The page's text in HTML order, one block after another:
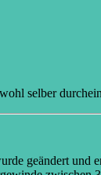
selber
geändert